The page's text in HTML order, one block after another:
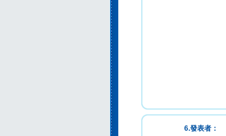
6.發表者：